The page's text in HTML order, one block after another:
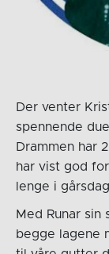
Der venter
spennende
Drammen har
har vist god
lenge i
Med Runar
begge lagene